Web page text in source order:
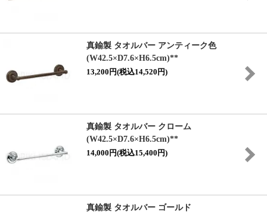
真鍮製 タオルバー アンティーク色
(W42.5×D7.6×H6.5cm)**
13,200円(税込14,520円)
真鍮製 タオルバー クローム
(W42.5×D7.6×H6.5cm)**
14,000円(税込15,400円)
真鍮製 タオルバー ゴールド